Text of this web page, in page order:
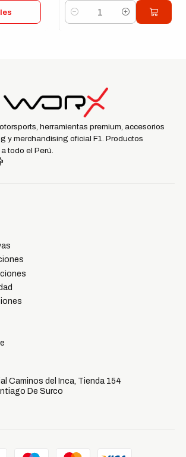
Cantidad
herramientas premium, accesorios
y merchandising oficial F1. Productos
todo el Perú.
Caminos del Inca, Tienda 154
De Surco